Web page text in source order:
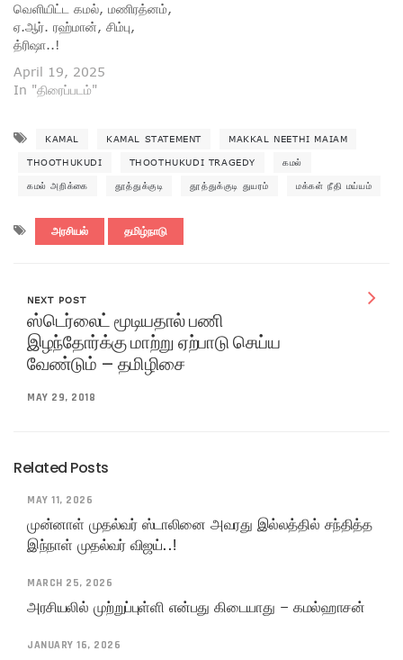
வெளியிட்ட கமல், மணிரத்னம்,
ஏ.ஆர். ரஹ்மான், சிம்பு,
த்ரிஷா..!
April 19, 2025
In "திரைப்படம்"
KAMAL KAMAL STATEMENT MAKKAL NEETHI MAIAM
THOOTHUKUDI THOOTHUKUDI TRAGEDY கமல்
கமல் அறிக்கை தூத்துக்குடி தூத்துக்குடி துயரம் மக்கள் நீதி மய்யம்
அரசியல் தமிழ்நாடு
NEXT POST
ஸ்டெர்லைட் மூடியதால் பணி
இழந்தோர்க்கு மாற்று ஏற்பாடு செய்ய
வேண்டும் – தமிழிசை
MAY 29, 2018
Related Posts
MAY 11, 2026
முன்னாள் முதல்வர் ஸ்டாலினை அவரது இல்லத்தில் சந்தித்த
இந்நாள் முதல்வர் விஜய்..!
MARCH 25, 2026
அரசியலில் முற்றுப்புள்ளி என்பது கிடையாது – கமல்ஹாசன்
JANUARY 16, 2026